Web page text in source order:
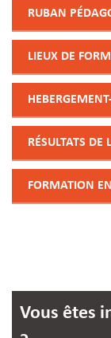
RUBAN
LIEUX DE
RÉSULTATS
FORMATION
Vous êtes